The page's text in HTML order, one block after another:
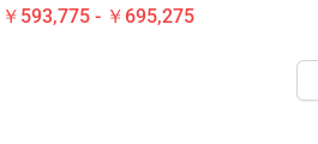
￥593,775 - ￥695,275